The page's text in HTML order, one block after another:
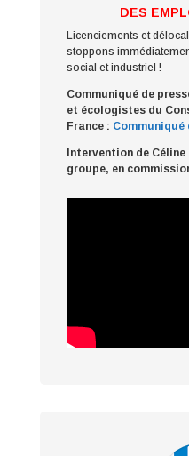
DES
Licenciements et
stoppons
social et industriel !
Communiqué de
et écologistes du
France : Communiqué
Intervention de
groupe, en